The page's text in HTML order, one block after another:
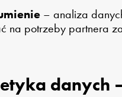
– analiza
na potrzeby partnera
danych